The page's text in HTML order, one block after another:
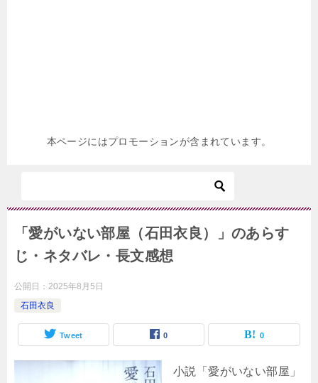
本ページにはプロモーションが含まれています。
「愛がいない部屋（石田衣良）」のあらす
じ・ネタバレ・長文感想
公開日： 2025年8月5日
石田衣良
Tweet 0 0
小説「愛がいない部屋」